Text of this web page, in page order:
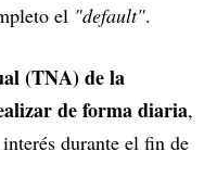
el "default".
(TNA) de la
de forma diaria,
durante el fin de